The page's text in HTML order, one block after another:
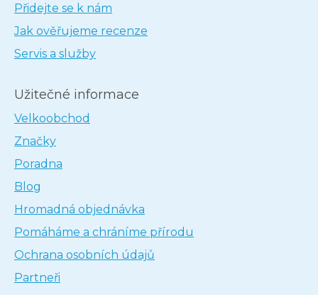
Přidejte se k nám
Jak ověřujeme recenze
Servis a služby
Užitečné informace
Velkoobchod
Značky
Poradna
Blog
Hromadná objednávka
Pomáháme a chráníme přírodu
Ochrana osobních údajů
Partneři